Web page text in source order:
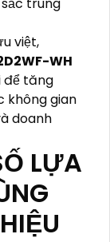
việt,
WH
để tăng
không gian
doanh
LỰA